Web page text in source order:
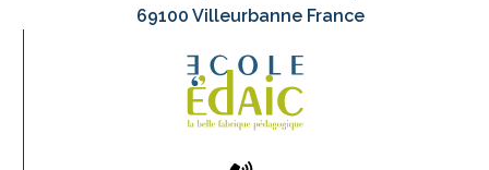
69100 Villeurbanne France